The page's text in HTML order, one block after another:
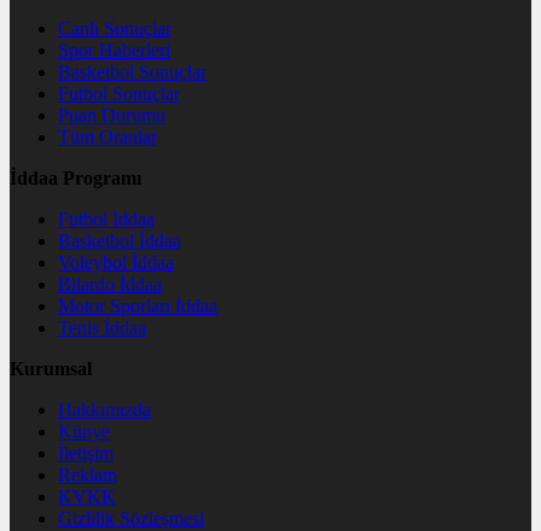
Canlı Sonuçlar
Spor Haberleri
Basketbol Sonuçlar
Futbol Sonuçlar
Puan Durumu
Tüm Oranlar
İddaa Programı
Futbol İddaa
Basketbol İddaa
Voleybol İddaa
Bilardo İddaa
Motor Sporları İddaa
Tenis İddaa
Kurumsal
Hakkımızda
Künye
İletişim
Reklam
KVKK
Gizlilik Sözleşmesi